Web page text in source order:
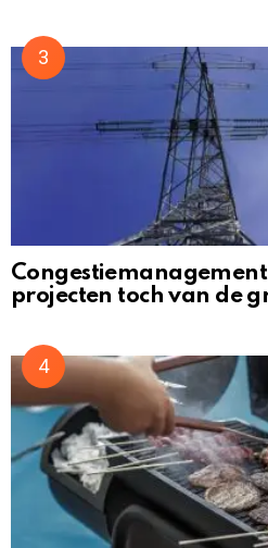
projecten toch van de